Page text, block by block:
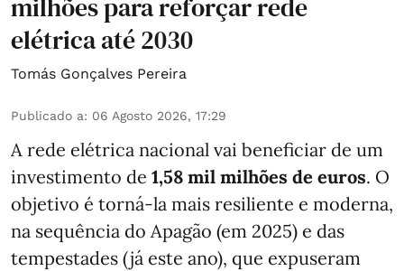
milhões para reforçar rede
elétrica até 2030
Tomás Gonçalves Pereira
Publicado a: 06 Agosto 2026, 17:29
A rede elétrica nacional vai beneficiar de um
investimento de 1,58 mil milhões de euros. O
objetivo é torná-la mais resiliente e moderna,
na sequência do Apagão (em 2025) e das
tempestades (já este ano), que expuseram